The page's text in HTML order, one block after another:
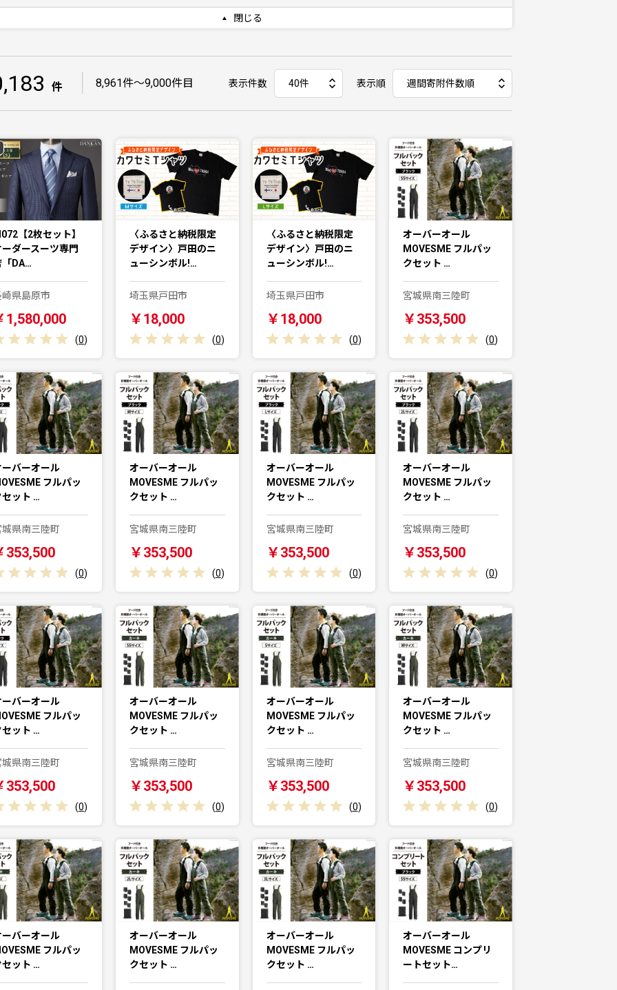
閉じる
件 8,961件〜9,000件目 表示件数 表示順
【2枚セット】
ーダースーツ専門
「DA…
崎県島原市
1,580,000
(0)
〈ふるさと納税限定
デザイン〉戸田のニ
ューシンボル!…
埼玉県戸田市
￥18,000
(0)
〈ふるさと納税限定
デザイン〉戸田のニ
ューシンボル!…
埼玉県戸田市
￥18,000
(0)
オーバーオール
MOVESME フルパッ
クセット …
宮城県南三陸町
￥353,500
(0)
ーバーオール
フルパッ
セット …
城県南三陸町
353,500
(0)
オーバーオール
MOVESME フルパッ
クセット …
宮城県南三陸町
￥353,500
(0)
オーバーオール
MOVESME フルパッ
クセット …
宮城県南三陸町
￥353,500
(0)
オーバーオール
MOVESME フルパッ
クセット …
宮城県南三陸町
￥353,500
(0)
ーバーオール
フルパッ
セット …
城県南三陸町
353,500
(0)
オーバーオール
MOVESME フルパッ
クセット …
宮城県南三陸町
￥353,500
(0)
オーバーオール
MOVESME フルパッ
クセット …
宮城県南三陸町
￥353,500
(0)
オーバーオール
MOVESME フルパッ
クセット …
宮城県南三陸町
￥353,500
(0)
ーバーオール
フルパッ
セット …
オーバーオール
MOVESME フルパッ
クセット …
オーバーオール
MOVESME フルパッ
クセット …
オーバーオール
MOVESME コンプリ
ートセット…